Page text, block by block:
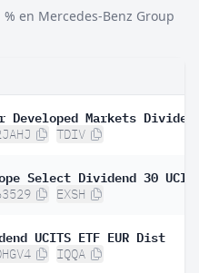
en Mercedes-Benz Group
TDIV
EXSH
UCITS ETF EUR Dist
IQQA